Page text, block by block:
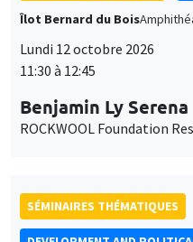
Lundi 12 octobre 2026
11:30 à 12:45
Benjamin Ly Serena
ROCKWOOL Foundation
DEVELOPMENT AND